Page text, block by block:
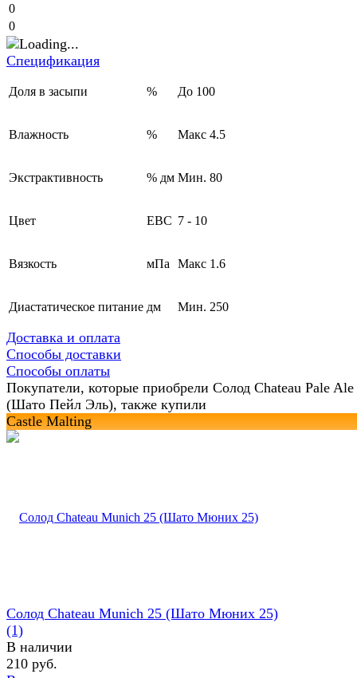
0
0
Спецификация
Доля в засыпи % До 100
Влажность % Макс 4.5
Экстрактивность % дм Мин. 80
Цвет EBC 7 - 10
Вязкость мПа Макс 1.6
Диастатическое питание дм Мин. 250
Доставка и оплата
Способы доставки
Способы оплаты
Покупатели, которые приобрели Солод Chateau Pale Ale
(Шато Пейл Эль), также купили
Castle Malting
Солод Chateau Munich 25 (Шато Мюних 25)
(1)
В наличии
210 руб.